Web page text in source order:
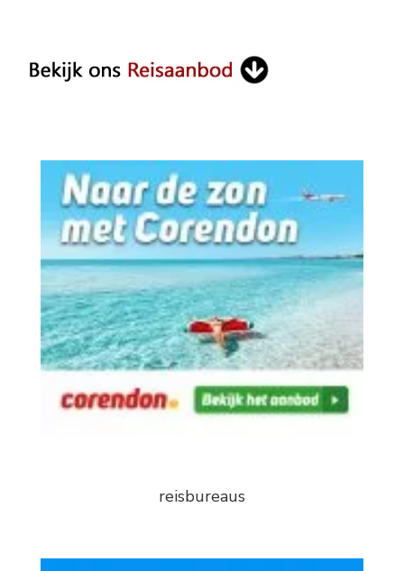
reisbureaus